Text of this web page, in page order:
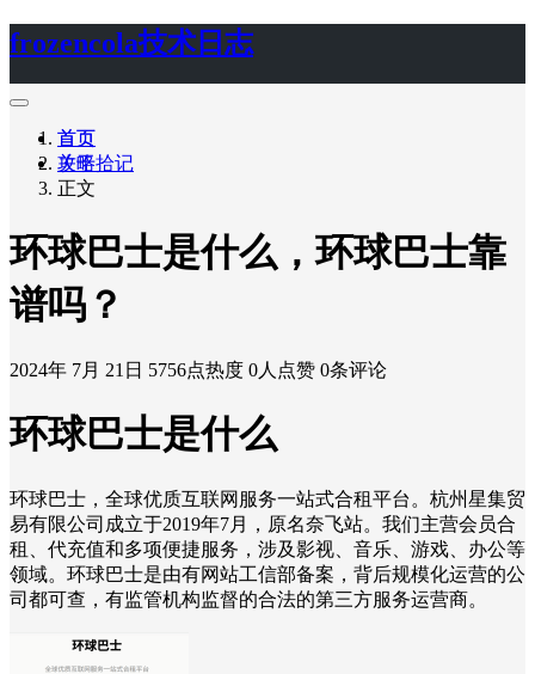
frozencola技术日志
首页
关于
首页
攻略拾记
正文
环球巴士是什么，环球巴士靠
谱吗？
2024年 7月 21日 5756点热度 0人点赞 0条评论
环球巴士是什么
环球巴士，全球优质互联网服务一站式合租平台。杭州星集贸
易有限公司成立于2019年7月，原名奈飞站。我们主营会员合
租、代充值和多项便捷服务，涉及影视、音乐、游戏、办公等
领域。环球巴士是由有网站工信部备案，背后规模化运营的公
司都可查，有监管机构监督的合法的第三方服务运营商。